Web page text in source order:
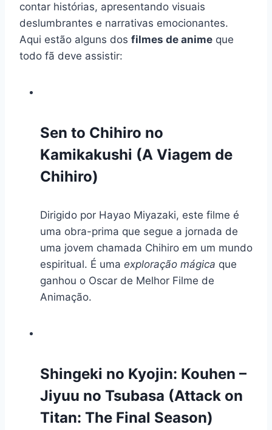
contar histórias, apresentando visuais
deslumbrantes e narrativas emocionantes.
Aqui estão alguns dos filmes de anime que
todo fã deve assistir:
Sen to Chihiro no
Kamikakushi (A Viagem de
Chihiro)
Dirigido por Hayao Miyazaki, este filme é
uma obra-prima que segue a jornada de
uma jovem chamada Chihiro em um mundo
espiritual. É uma exploração mágica que
ganhou o Oscar de Melhor Filme de
Animação.
Shingeki no Kyojin: Kouhen –
Jiyuu no Tsubasa (Attack on
Titan: The Final Season)